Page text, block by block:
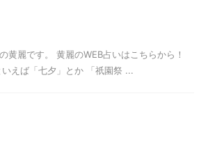
麗です。 黄麗のWEB占いはこちらから！
えば「七夕」とか 「祇園祭 ...